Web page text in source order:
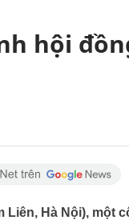
hội
Hà Nội), một